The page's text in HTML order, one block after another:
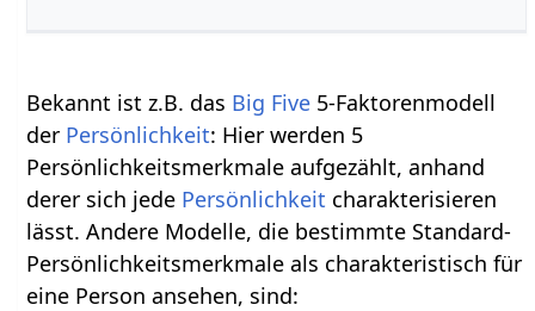
Bekannt ist z.B. das Big Five 5-Faktorenmodell
der Persönlichkeit: Hier werden 5
Persönlichkeitsmerkmale aufgezählt, anhand
derer sich jede Persönlichkeit charakterisieren
lässt. Andere Modelle, die bestimmte Standard-
Persönlichkeitsmerkmale als charakteristisch für
eine Person ansehen, sind: